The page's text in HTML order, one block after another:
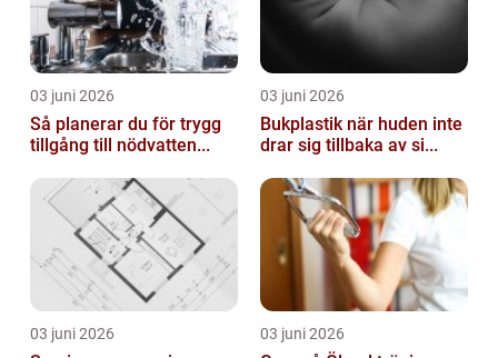
03 juni 2026
Så planerar du för trygg
tillgång till nödvatten...
03 juni 2026
Bukplastik när huden inte
drar sig tillbaka av si...
03 juni 2026 03 juni 2026